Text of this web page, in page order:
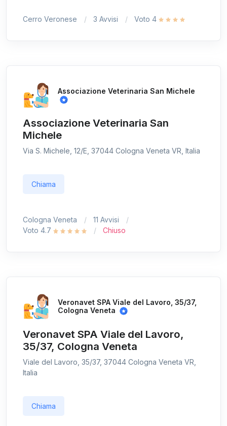
Cerro Veronese 3 Avvisi Voto 4
Associazione Veterinaria San Michele
Associazione Veterinaria San
Michele
Via S. Michele, 12/E, 37044 Cologna Veneta VR, Italia
Chiama
Cologna Veneta
11 Avvisi
Voto 4.7
Chiuso
Veronavet SPA Viale del Lavoro, 35/37,
Cologna Veneta
Veronavet SPA Viale del Lavoro,
35/37, Cologna Veneta
Viale del Lavoro, 35/37, 37044 Cologna Veneta VR,
Italia
Chiama